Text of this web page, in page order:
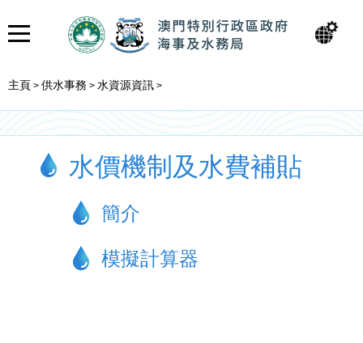
主頁 > 供水事務 > 水資源資訊 >
水價機制及水費補貼
簡介
模擬計算器